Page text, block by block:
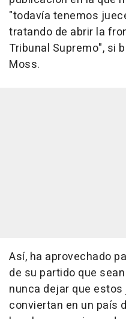
"todavía tenemos
tratando de abrir la
Tribunal Supremo", si
Moss.
Así, ha aprovechado
de su partido que
nunca dejar que
conviertan en un país